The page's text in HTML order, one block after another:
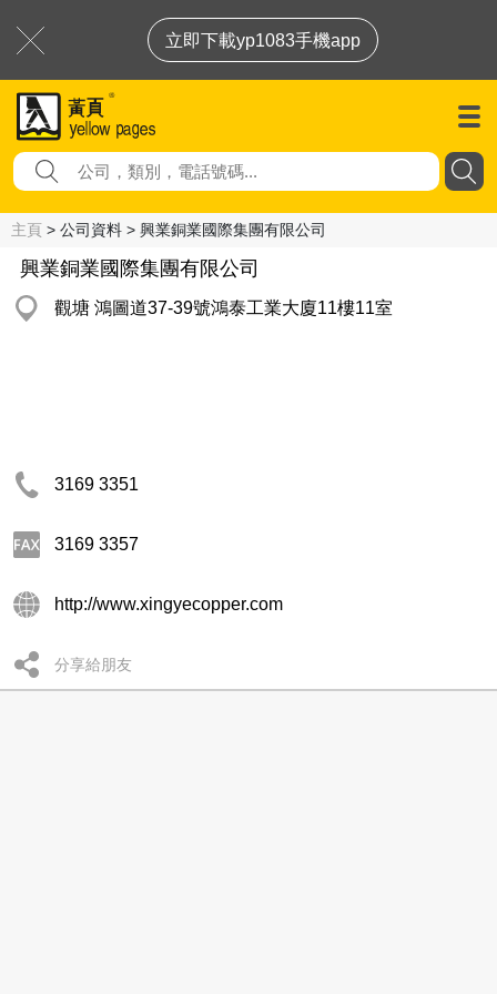
立即下載yp1083手機app
主頁 > 公司資料 > 興業銅業國際集團有限公司
興業銅業國際集團有限公司
觀塘 鴻圖道37-39號鴻泰工業大廈11樓11室
3169 3351
3169 3357
http://www.xingyecopper.com
分享給朋友